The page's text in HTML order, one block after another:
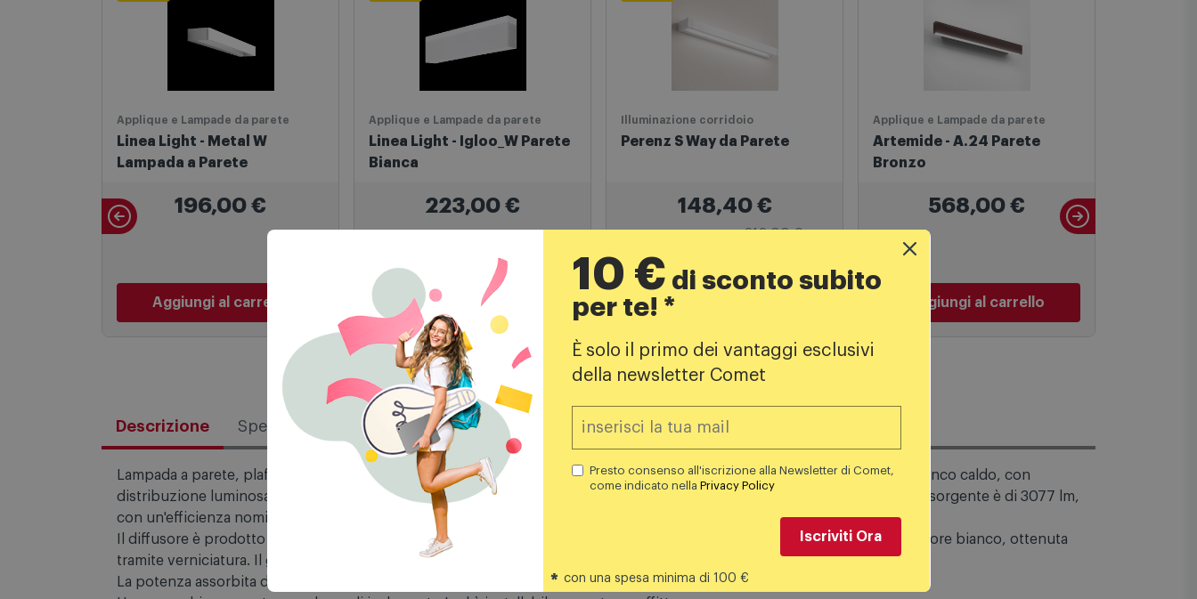
Applique e Lampade da parete
Linea Light - Metal W
Applique e Lampade da parete
Linea Light - Igloo_W Parete
223,00€
Aggiungi al carrello
Illuminazione corridoio
148,40€
PREZZO CONSIGLIATO
Applique e Lampade da parete
Artemide - A.24 Parete
568,00
Descrizione Specifiche tecniche
Lampada a parete, plafone e plafone a doppia emissione per applicazione indoor. La sorgente luminosa LED, di colore bianco caldo, con
distribuzione luminosa Diffusa, è composta da 72 LED topled, con una CCT 3000 K ed un CRI 90; il flusso luminoso della sorgente è di 3077 lm,
con un'efficienza nominale di 118.3 lm/W.
Il diffusore è prodotto in pmma, con una lavorazione di satinatura; la montatura è prodotta in ferro, con una finitura di colore bianco, ottenuta
tramite verniciatura. Il grado di protezione è IP40; il peso complessivo è di 1.475 kg.
10 € di sconto subito
per te! *
È solo il primo dei vantaggi esclusivi
della newsletter Comet
Presto consenso all'iscrizione alla Newsletter di Comet,
come indicato nella Privacy Policy
Iscriviti Ora
* con una spesa minima di 100 €